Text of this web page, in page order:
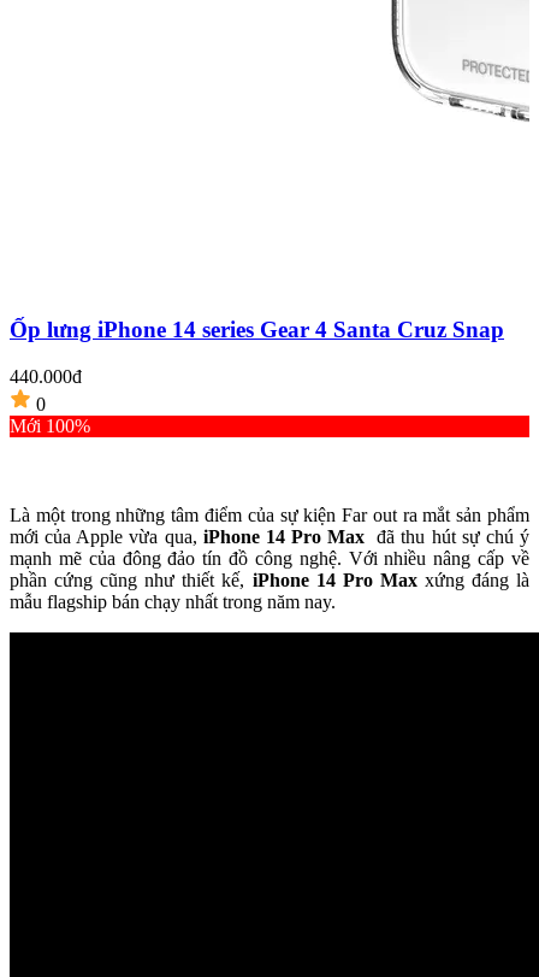
Ốp lưng iPhone 14 series Gear 4 Santa Cruz Snap
440.000đ
0
Mới 100%
Là một trong những tâm điểm của sự kiện Far out ra mắt sản phẩm
mới của Apple vừa qua, iPhone 14 Pro Maxđã thu hút sự chú ý
mạnh mẽ của đông đảo tín đồ công nghệ. Với nhiều nâng cấp về
phần cứng cũng như thiết kế, iPhone 14 Pro Maxxứng đáng là
mẫu flagship bán chạy nhất trong năm nay.